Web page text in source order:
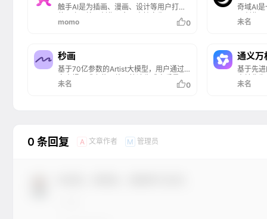
触手AI是为插画、漫画、设计等用户打造
的国产AI绘画创作平台，支持文生图、图
生图、参考生图、lora在线模型训练、海
momo 0
奇域AI
画创作
为艺术
描述来
品。无
还是京
将用户
未名
秒画
基于70亿参数的Artist大模型，用户通过
文本提示或上传图片，快速生成高质量画
作。支持多种风格和精准控制功能，还能
未名 0
通义万
基于先
意转化
操作，
未名
0 条回复 A 文章作者 M 管理员